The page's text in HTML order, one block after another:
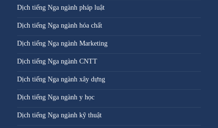
Dịch tiếng Nga ngành pháp luật
Dịch tiếng Nga ngành hóa chất
Dịch tiếng Nga ngành Marketing
Dịch tiếng Nga ngành CNTT
Dịch tiếng Nga ngành xây dựng
Dịch tiếng Nga ngành y học
Dịch tiếng Nga ngành kỹ thuật